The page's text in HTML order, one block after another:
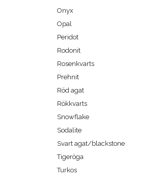
Onyx
Opal
Peridot
Rodonit
Rosenkvarts
Prehnit
Röd agat
Rökkvarts
Snowflake
Sodalite
Svart agat/blackstone
Tigeröga
Turkos